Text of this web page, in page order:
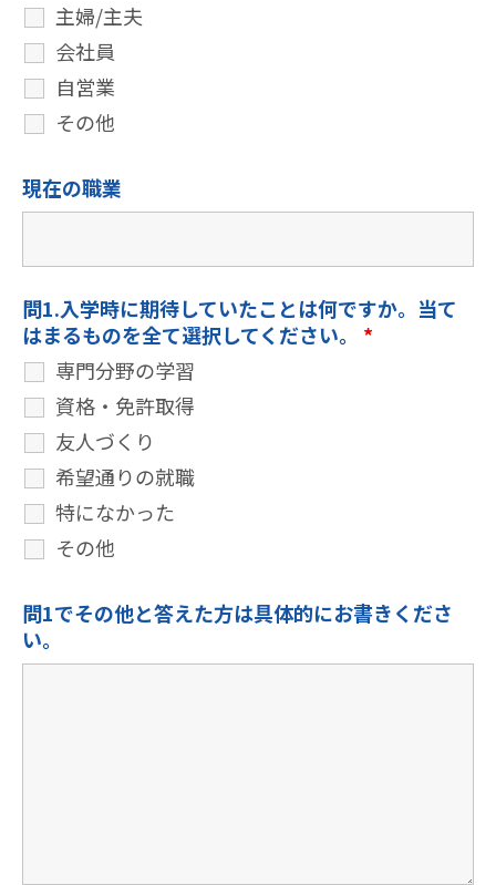
主婦/主夫
会社員
自営業
その他
現在の職業
問1.入学時に期待していたことは何ですか。当て
はまるものを全て選択してください。 *
専門分野の学習
資格・免許取得
友人づくり
希望通りの就職
特になかった
その他
問1でその他と答えた方は具体的にお書きくださ
い。